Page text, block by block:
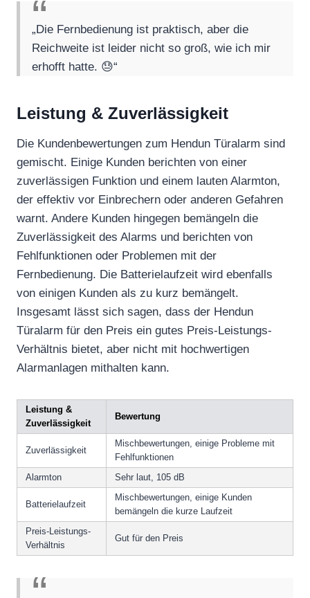
„Die Fernbedienung ist praktisch, aber die
Reichweite ist leider nicht so groß, wie ich mir
erhofft hatte. 😓“
Leistung & Zuverlässigkeit
Die Kundenbewertungen zum Hendun Türalarm sind
gemischt. Einige Kunden berichten von einer
zuverlässigen Funktion und einem lauten Alarmton,
der effektiv vor Einbrechern oder anderen Gefahren
warnt. Andere Kunden hingegen bemängeln die
Zuverlässigkeit des Alarms und berichten von
Fehlfunktionen oder Problemen mit der
Fernbedienung. Die Batterielaufzeit wird ebenfalls
von einigen Kunden als zu kurz bemängelt.
Insgesamt lässt sich sagen, dass der Hendun
Türalarm für den Preis ein gutes Preis-Leistungs-
Verhältnis bietet, aber nicht mit hochwertigen
Alarmanlagen mithalten kann.
Leistung &
Zuverlässigkeit
Bewertung
Zuverlässigkeit
Mischbewertungen, einige Probleme mit
Fehlfunktionen
Alarmton
Sehr laut, 105 dB
Batterielaufzeit
Mischbewertungen, einige Kunden
bemängeln die kurze Laufzeit
Preis-Leistungs-
Verhältnis
Gut für den Preis